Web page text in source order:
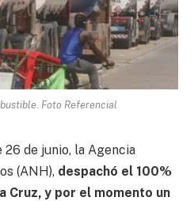
Foto Referencial
de junio, la Agencia
(ANH), despachó el 100%
Cruz, y por el momento un